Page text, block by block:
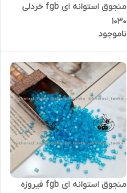
منجوق استوانه ای fgb خردلی
۱۰۳۰
ناموجود
منجوق استوانه ای fgb فیروزه